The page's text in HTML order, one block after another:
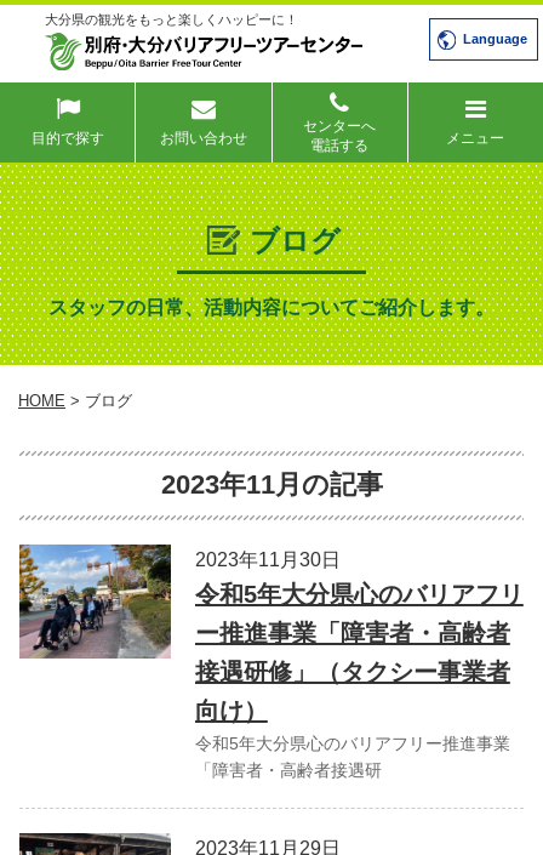
大分県の観光をもっと楽しくハッピーに！
Language
目的で探す お問い合わせ
センターへ
電話する
メニュー
ブログ
スタッフの日常、活動内容についてご紹介します。
HOME > ブログ
2023年11月の記事
2023年11月30日
令和5年大分県心のバリアフリ
ー推進事業「障害者・高齢者
接遇研修」（タクシー事業者
向け）
令和5年大分県心のバリアフリー推進事業
「障害者・高齢者接遇研
2023年11月29日